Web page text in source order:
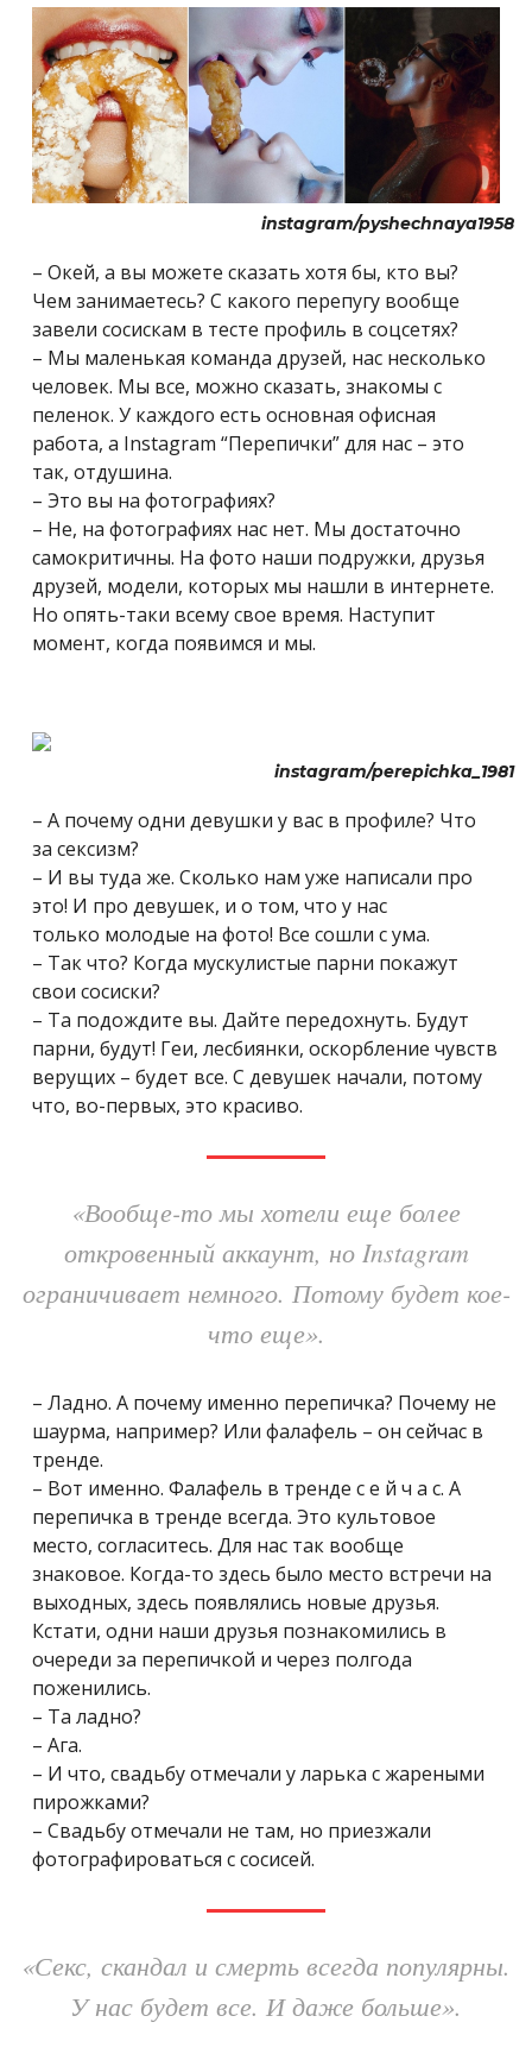
instagram/pyshechnaya1958
– Окей, а вы можете сказать хотя бы, кто вы?
Чем занимаетесь? С какого перепугу вообще
завели сосискам в тесте профиль в соцсетях?
– Мы маленькая команда друзей, нас несколько
человек. Мы все, можно сказать, знакомы с
пеленок. У каждого есть основная офисная
работа, а Instagram “Перепички” для нас – это
так, отдушина.
– Это вы на фотографиях?
– Не, на фотографиях нас нет. Мы достаточно
самокритичны. На фото наши подружки, друзья
друзей, модели, которых мы нашли в интернете.
Но опять-таки всему свое время. Наступит
момент, когда появимся и мы.
instagram/perepichka_1981
– А почему одни девушки у вас в профиле? Что
за сексизм?
– И вы туда же. Сколько нам уже написали про
это! И про девушек, и о том, что у нас
только молодые на фото! Все сошли с ума.
– Так что? Когда мускулистые парни покажут
свои сосиски?
– Та подождите вы. Дайте передохнуть. Будут
парни, будут! Геи, лесбиянки, оскорбление чувств
верущих – будет все. С девушек начали, потому
что, во-первых, это красиво.
«Вообще-то мы хотели еще более
откровенный аккаунт, но Instagram
ограничивает немного. Потому будет кое-
что еще».
– Ладно. А почему именно перепичка? Почему не
шаурма, например? Или фалафель – он сейчас в
тренде.
– Вот именно. Фалафель в тренде с е й ч а с. А
перепичка в тренде всегда. Это культовое
место, согласитесь. Для нас так вообще
знаковое. Когда-то здесь было место встречи на
выходных, здесь появлялись новые друзья.
Кстати, одни наши друзья познакомились в
очереди за перепичкой и через полгода
поженились.
– Та ладно?
– Ага.
– И что, свадьбу отмечали у ларька с жареными
пирожками?
– Свадьбу отмечали не там, но приезжали
фотографироваться с сосисей.
«Секс, скандал и смерть всегда популярны.
У нас будет все. И даже больше».